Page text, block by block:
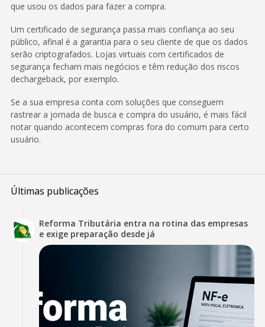
que usou os dados para fazer a compra.
Um certificado de segurança passa mais confiança ao seu
público, afinal é a garantia para o seu cliente de que os dados
serão criptografados. Lojas virtuais com certificados de
segurança fecham mais negócios e têm redução dos riscos
dechargeback, por exemplo.
Se a sua empresa conta com soluções que conseguem
rastrear a jornada de busca e compra do usuário, é mais fácil
notar quando acontecem compras fora do comum para certo
usuário.
Últimas publicações
Reforma Tributária entra na rotina das empresas
e exige preparação desde já